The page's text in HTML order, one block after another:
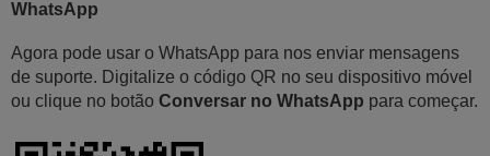
WhatsApp
Agora pode usar o WhatsApp para nos enviar mensagens
de suporte. Digitalize o código QR no seu dispositivo móvel
ou clique no botão Conversar no WhatsApp para começar.